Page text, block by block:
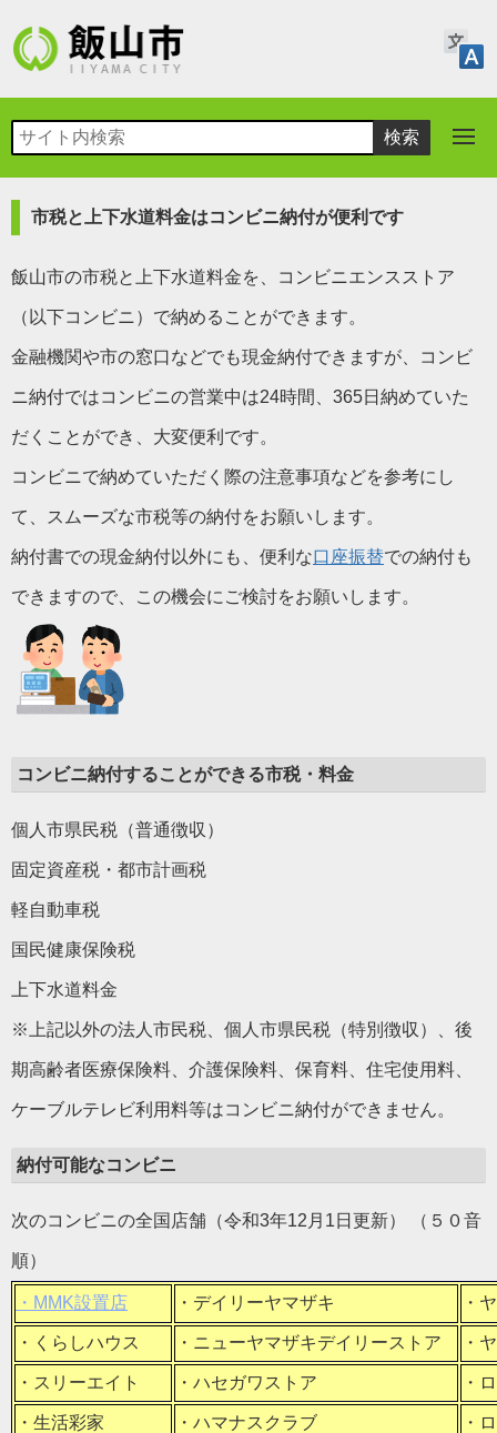
市税と上下水道料金はコンビニ納付が便利です
飯山市の市税と上下水道料金を、コンビニエンスストア
（以下コンビニ）で納めることができます。
金融機関や市の窓口などでも現金納付できますが、コンビ
ニ納付ではコンビニの営業中は24時間、365日納めていた
だくことができ、大変便利です。
コンビニで納めていただく際の注意事項などを参考にし
て、スムーズな市税等の納付をお願いします。
納付書での現金納付以外にも、便利な口座振替での納付も
できますので、この機会にご検討をお願いします。
コンビニ納付することができる市税・料金
個人市県民税（普通徴収）
固定資産税・都市計画税
軽自動車税
国民健康保険税
上下水道料金
※上記以外の法人市民税、個人市県民税（特別徴収）、後
期高齢者医療保険料、介護保険料、保育料、住宅使用料、
ケーブルテレビ利用料等はコンビニ納付ができません。
納付可能なコンビニ
次のコンビニの全国店舗（令和3年12月1日更新） （５０音
順）
・MMK設置店 ・デイリーヤマザキ ・
・くらしハウス ・ニューヤマザキデイリーストア ・
・スリーエイト ・ハセガワストア ・
・生活彩家 ・ハマナスクラブ ・